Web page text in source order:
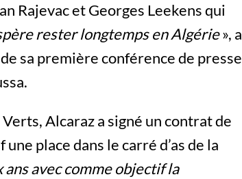
Rajevac et Georges Leekens qui
rester longtemps en Algérie», a
sa première conférence de presse
Alcaraz a signé un contrat de
place dans le carré d’as de la
ans avec comme objectif la